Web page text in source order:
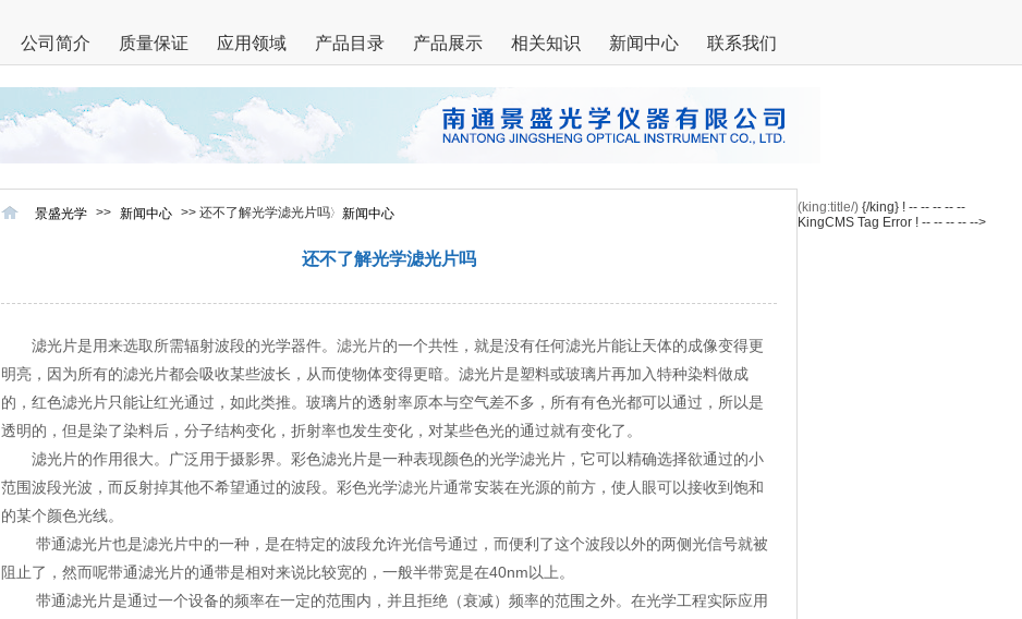
公司简介 质量保证 应用领域 产品目录 产品展示 相关知识 新闻中心 联系我们
景盛光学 >> 新闻中心 >> 还不了解光学滤光片吗 新闻中心
还不了解光学滤光片吗
滤光片是用来选取所需辐射波段的光学器件。 滤光片的一个共性，就是没有任何滤光片能让天体的成像变得更
明亮，因为所有的滤光片都会吸收某些波长，从而使物体变得更暗。滤光片是塑料或玻璃片再加入特种染料做成
的，红色滤光片只能让红光通过，如此类推。玻璃片的透射率原本与空气差不多，所有有色光都可以通过，所以是
透明的，但是染了染料后，分子结构变化，折射率也发生变化，对某些色光的通过就有变化了。
滤光片的作用很大。广泛用于摄影界。彩色滤光片是一种表现颜色的光学滤光片，它可以精确选择欲通过的小
范围波段光波，而反射掉其他不希望通过的波段。彩色光学滤光片通常安装在光源的前方，使人眼可以接收到饱和
的某个颜色光线。
带通滤光片也是滤光片中的一种，是在特定的波段允许光信号通过，而便利了这个波段以外的两侧光信号就被
阻止了，然而呢带通滤光片的通带是相对来说比较宽的，一般半带宽是在40nm以上。
带通滤光片是通过一个设备的频率在一定的范围内，并且拒绝（衰减）频率的范围之外。在光学工程实际应用
(king:title/) {/king} ! -- -- -- -- --
KingCMS Tag Error ! -- -- -- -- -->